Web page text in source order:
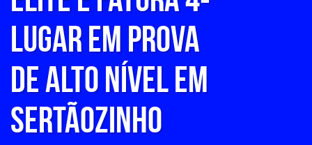
lugar em prova
de alto nível em
Sertãozinho